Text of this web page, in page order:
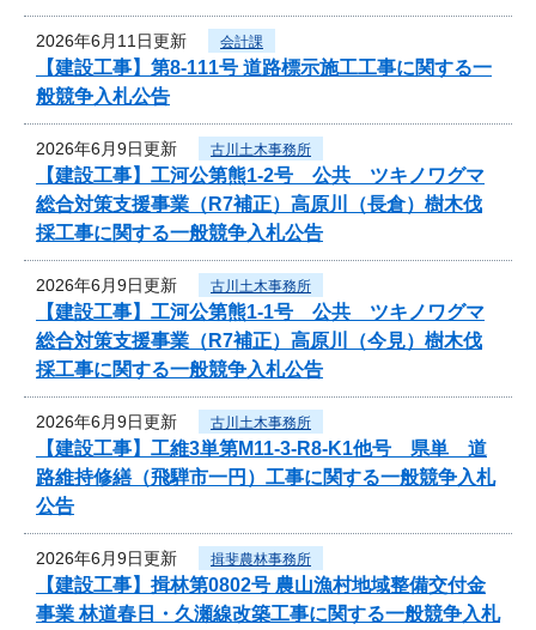
2026年6月11日更新 会計課
【建設工事】第8-111号 道路標示施工工事に関する一
般競争入札公告
2026年6月9日更新 古川土木事務所
【建設工事】工河公第熊1-2号 公共 ツキノワグマ
総合対策支援事業（R7補正）高原川（長倉）樹木伐
採工事に関する一般競争入札公告
2026年6月9日更新 古川土木事務所
【建設工事】工河公第熊1-1号 公共 ツキノワグマ
総合対策支援事業（R7補正）高原川（今見）樹木伐
採工事に関する一般競争入札公告
2026年6月9日更新 古川土木事務所
【建設工事】工維3単第M11-3-R8-K1他号 県単 道
路維持修繕（飛騨市一円）工事に関する一般競争入札
公告
2026年6月9日更新 揖斐農林事務所
【建設工事】揖林第0802号 農山漁村地域整備交付金
事業 林道春日・久瀬線改築工事に関する一般競争入札